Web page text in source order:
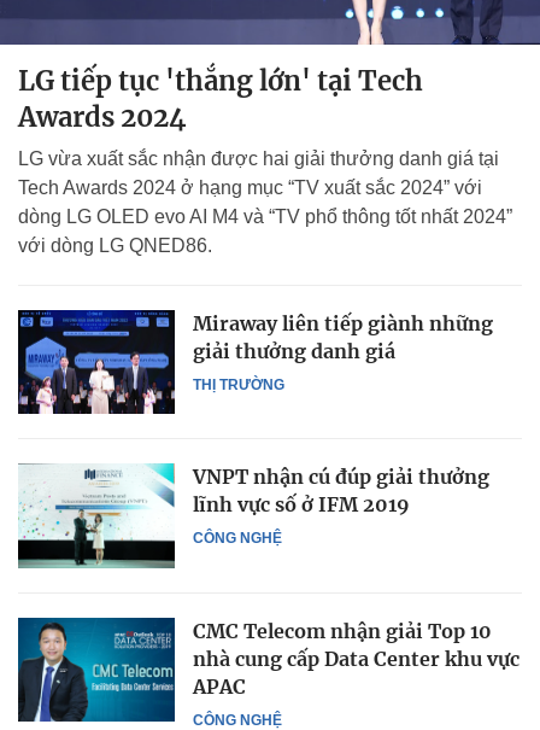
LG tiếp tục 'thắng lớn' tại Tech
Awards 2024
LG vừa xuất sắc nhận được hai giải thưởng danh giá tại
Tech Awards 2024 ở hạng mục “TV xuất sắc 2024” với
dòng LG OLED evo AI M4 và “TV phổ thông tốt nhất 2024”
với dòng LG QNED86.
THỊ TRƯỜNG
Miraway liên tiếp giành những
giải thưởng danh giá
CÔNG NGHỆ
VNPT nhận cú đúp giải thưởng
lĩnh vực số ở IFM 2019
CÔNG NGHỆ
CMC Telecom nhận giải Top 10
nhà cung cấp Data Center khu vực
APAC